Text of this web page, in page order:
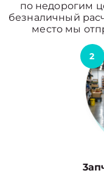
по недорогим
безналичный
место мы
2